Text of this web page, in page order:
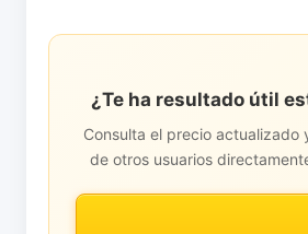
¿Te ha resultado útil
Consulta el precio actualizado
de otros usuarios